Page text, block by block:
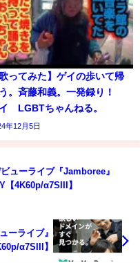
歌ってみた】ゲイの歩いて帰
。斉藤和義。一発録り！
LGBTちゃんねる。
年12月5日
ューライブ『Jamboree』
【4K60p/α7SIII】
ーライブ』
α7SIII】